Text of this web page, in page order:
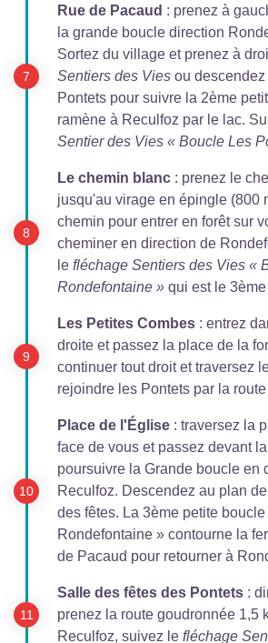
Rue de Pacaud : prenez à
la grande boucle direction
Sortez du village et prenez à
Sentiers des Vies ou
Pontets pour suivre la 2ème
ramène à Reculfoz par le lac.
Sentier des Vies « Boucle Les
Le chemin blanc : prenez le
jusqu'au virage en épingle (800
chemin pour entrer en forêt sur
cheminer en direction de
le fléchage Sentiers des Vies «
Rondefontaine » qui est le
Les Petites Combes : entrez
droite et passez la place de la
continuer tout droit et traversez
rejoindre les Pontets par la route
Place de l'Église : traversez la
face de vous et passez devant
poursuivre la Grande boucle en
Reculfoz. Descendez au plan
des fêtes. La 3ème petite
Rondefontaine » contourne la
de Pacaud pour retourner à
Salle des fêtes des Pontets :
prenez la route goudronnée 1,5
Reculfoz, suivez le fléchage